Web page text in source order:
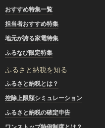
おすすめ特集一覧
担当者おすすめ特集
地元が誇る家電特集
ふるなび限定特集
ふるさと納税を知る
ふるさと納税とは？
控除上限額シミュレーション
ふるさと納税の確定申告